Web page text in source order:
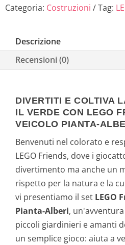
Categoria: Costruzioni Tag:
Descrizione
Recensioni (0)
DIVERTITI E COLTIVA
IL VERDE CON LEGO
VEICOLO PIANTA-
Benvenuti nel colorato e
LEGO Friends, dove i
divertimento ma anche un
rispetto per la natura e la
vi presentiamo il set LEGO
Pianta-Alberi,
piccoli giardinieri e amanti
un semplice gioco: aiuta a